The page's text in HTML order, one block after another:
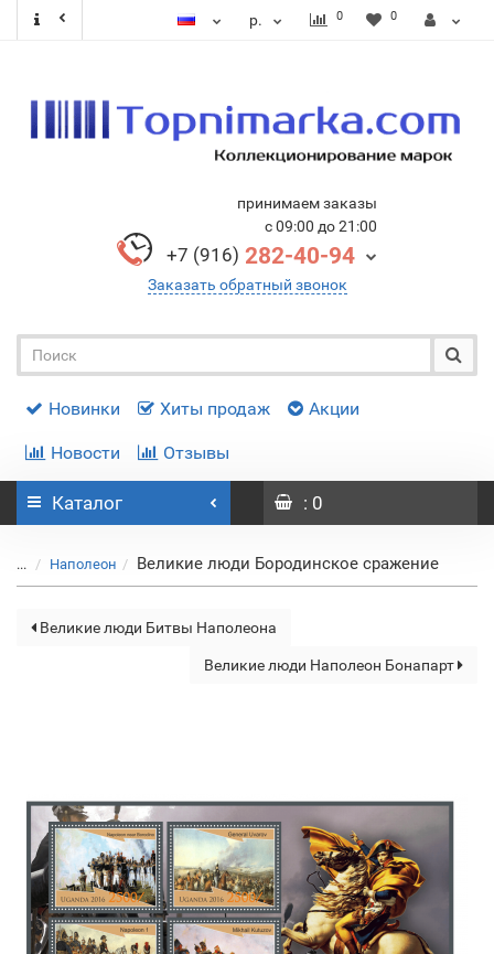
р. 0 0
принимаем заказы
с 09:00 до 21:00
+7 (916) 282-40-94
Заказать обратный звонок
Новинки Хиты продаж Акции
Новости Отзывы
Каталог : 0
... Наполеон Великие люди Бородинское сражение
Великие люди Битвы Наполеона
Великие люди Наполеон Бонапарт